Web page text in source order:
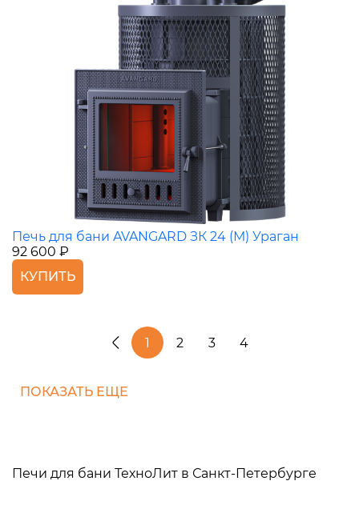
Печь для бани AVANGARD ЗК 24 (М) Ураган
92 600 ₽
КУПИТЬ
1 2 3 4
ПОКАЗАТЬ ЕЩЕ
Печи для бани ТехноЛит в Санкт-Петербурге